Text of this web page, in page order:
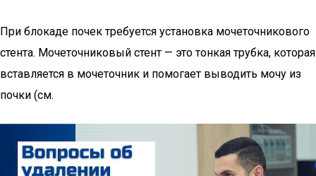
При блокаде почек требуется установка мочеточникового
стента. Мочеточниковый стент — это тонкая трубка, которая
вставляется в мочеточник и помогает выводить мочу из
почки (см.